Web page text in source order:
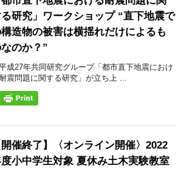
研究」ワークショップ “直下地震で
造物の被害は横揺れだけによるも
のか？”
成27年共同研究グループ「都市直下地震におけ
震問題に関する研究」が立ち上 ...
開催終了】〈オンライン開催〉2022
小中学生対象 夏休み土木実験教室